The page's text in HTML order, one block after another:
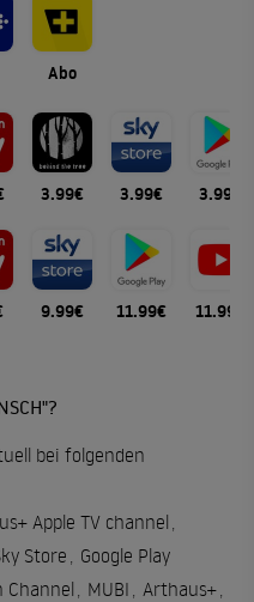
Abo
3.99€ 3.99€ 3.99€
9.99€ 11.99€ 11.99€
bei folgenden
Apple TV channel
Store
Google Play
Channel MUBI Arthaus+